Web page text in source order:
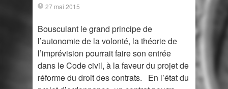
27 mai 2015
Bousculant le grand principe de
l’autonomie de la volonté, la théorie de
l’imprévision pourrait faire son entrée
dans le Code civil, à la faveur du projet de
réforme du droit des contrats. En l’état du